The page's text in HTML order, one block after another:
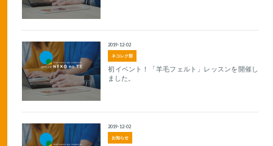
ネコレク部
2019-12-02
初イベント！「羊毛フェルト」レッスンを開催し
ました。
お知らせ
2019-12-02